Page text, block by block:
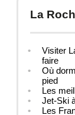
La
Visiter
faire
Où
pied
Les
Jet-Ski
Les